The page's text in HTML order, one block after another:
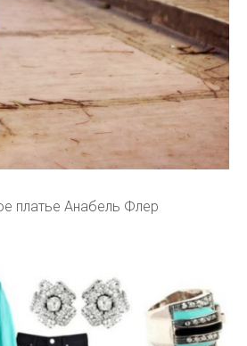
платье Анабель Флер